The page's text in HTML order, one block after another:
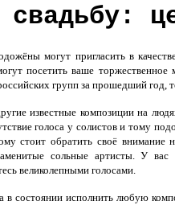
свадьбу:
могут пригласить в
посетить ваше
групп за прошедший год,
известные композиции на
голоса у солистов и тому
стоит обратить своё
сольные артисты. У вас
великолепными голосами.
в состоянии исполнить любую